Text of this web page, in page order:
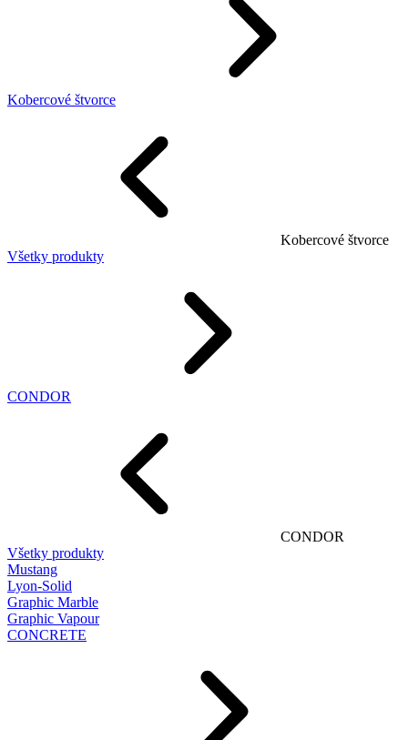
Kobercové štvorce
Kobercové štvorce
Všetky produkty
CONDOR
CONDOR
Všetky produkty
Mustang
Lyon-Solid
Graphic Marble
Graphic Vapour
CONCRETE